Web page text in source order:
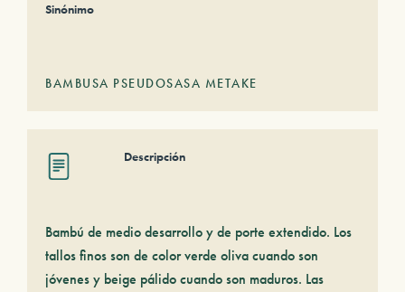
Sinónimo
BAMBUSA PSEUDOSASA METAKE
Descripción
Bambú de medio desarrollo y de porte extendido. Los
tallos finos son de color verde oliva cuando son
jóvenes y beige pálido cuando son maduros. Las